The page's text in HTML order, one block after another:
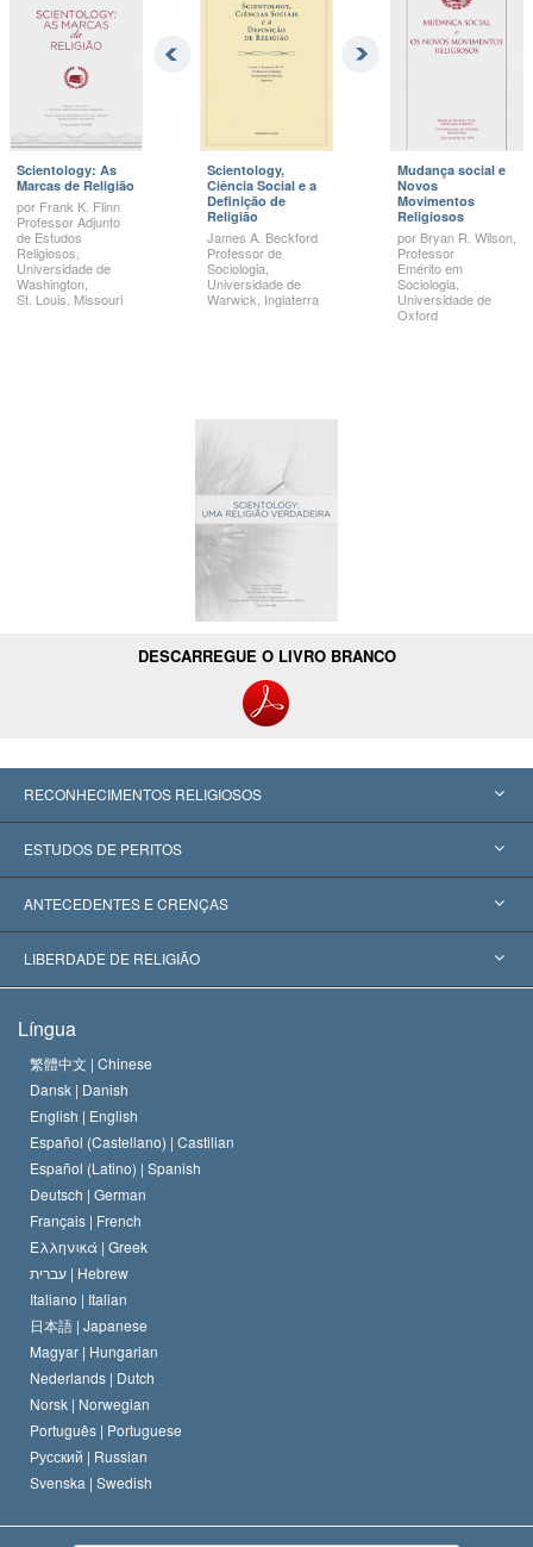
Scientology: As
Marcas de Religião
por Frank K. Flinn
Professor Adjunto
de Estudos
Religiosos,
Universidade de
Washington,
St. Louis, Missouri
Scientology,
Ciência Social e a
Definição de
Religião
James A. Beckford
Professor de
Sociologia,
Universidade de
Warwick, Inglaterra
Mudança social e
Novos
Movimentos
Religiosos
por Bryan R. Wilson,
Professor
Emérito em
Sociologia,
Universidade de
Oxford
DESCARREGUE O LIVRO BRANCO
RECONHECIMENTOS RELIGIOSOS
Estados Unidos
Reconhecimentos Mundiais
Decisões Históricas
ESTUDOS DE PERITOS
Apreciações por Categoria
Os Peritos Mais Proeminentes do Mundo
ANTECEDENTES E CRENÇAS
L. Ron Hubbard
O Credo da Igreja de Scientology
O Código de Um Scientologist
David Miscavige
LIBERDADE DE RELIGIÃO
Normas Internacionais de Direitos Humanos
Proclamação sobre Religião
Língua
繁體中文 | Chinese
Dansk | Danish
English | English
Español (Castellano) | Castilian
Español (Latino) | Spanish
Deutsch | German
Français | French
Ελληνικά | Greek
עברית | Hebrew
Italiano | Italian
日本語 | Japanese
Magyar | Hungarian
Nederlands | Dutch
Norsk | Norwegian
Português | Portuguese
Русский | Russian
Svenska | Swedish